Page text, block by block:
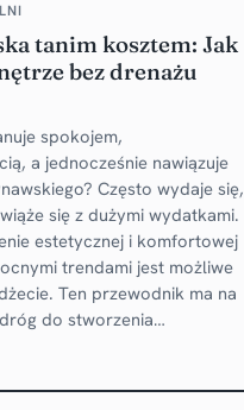
tanim kosztem: Jak
bez drenażu
spokojem,
a jednocześnie nawiązuje
Często wydaje się,
się z dużymi wydatkami.
estetycznej i komfortowej
trendami jest możliwe
Ten przewodnik ma na
do stworzenia…